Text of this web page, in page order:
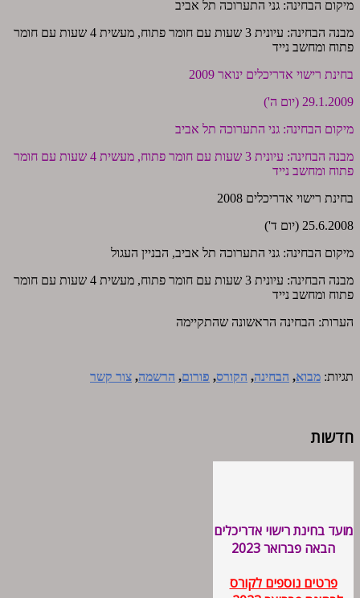
מיקום הבחינה: גני התערוכה תל אביב
מבנה הבחינה: עיונית 3 שעות עם חומר פתוח, מעשית 4 שעות עם חומר
פתוח ומחשב נייד
בחינת רישוי אדריכלים ינואר 2009
29.1.2009 (יום ה')
מיקום הבחינה: גני התערוכה תל אביב
מבנה הבחינה: עיונית 3 שעות עם חומר פתוח, מעשית 4 שעות עם חומר
פתוח ומחשב נייד
בחינת רישוי אדריכלים 2008
25.6.2008 (יום ד')
מיקום הבחינה: גני התערוכה תל אביב, הבניין העגול
מבנה הבחינה: עיונית 3 שעות עם חומר פתוח, מעשית 4 שעות עם חומר
פתוח ומחשב נייד
הערות: הבחינה הראשונה שהתקיימה
תגיות: מבוא, הבחינה, הקורס, פורום, הרשמה, צור קשר
חדשות
מועד בחינת רישוי אדריכלים
הבאה פברואר 2023
פרטים נוספים לקורס
לבחינת פברואר 2023 -